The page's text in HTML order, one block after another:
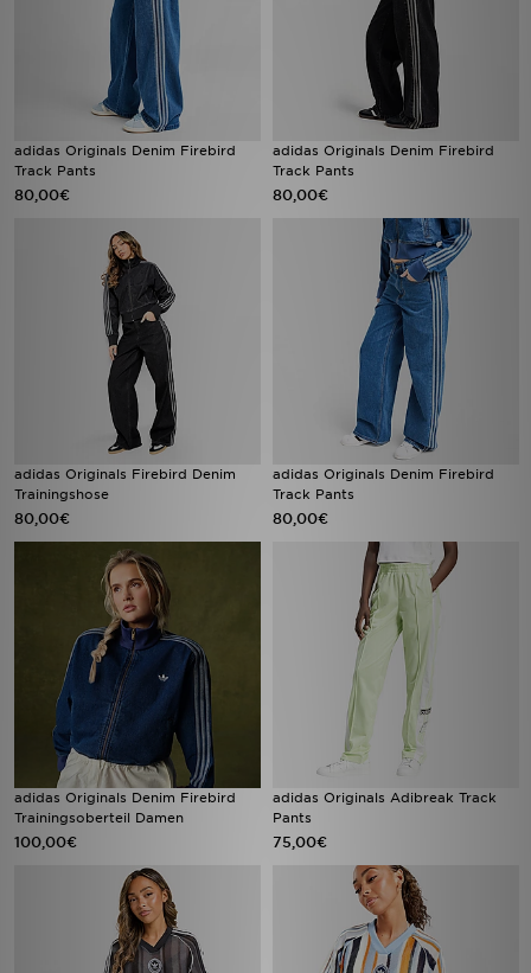
adidas Originals Denim Firebird
Track Pants
80,00€
adidas Originals Denim Firebird
Track Pants
80,00€
adidas Originals Firebird Denim
Trainingshose
80,00€
adidas Originals Denim Firebird
Track Pants
80,00€
adidas Originals Denim Firebird
Trainingsoberteil Damen
100,00€
adidas Originals Adibreak Track
Pants
75,00€